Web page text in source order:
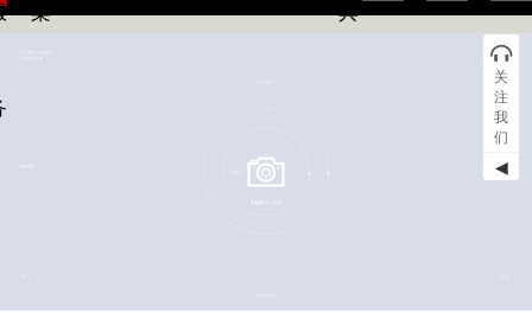
案 具
关
注
我
们
◀